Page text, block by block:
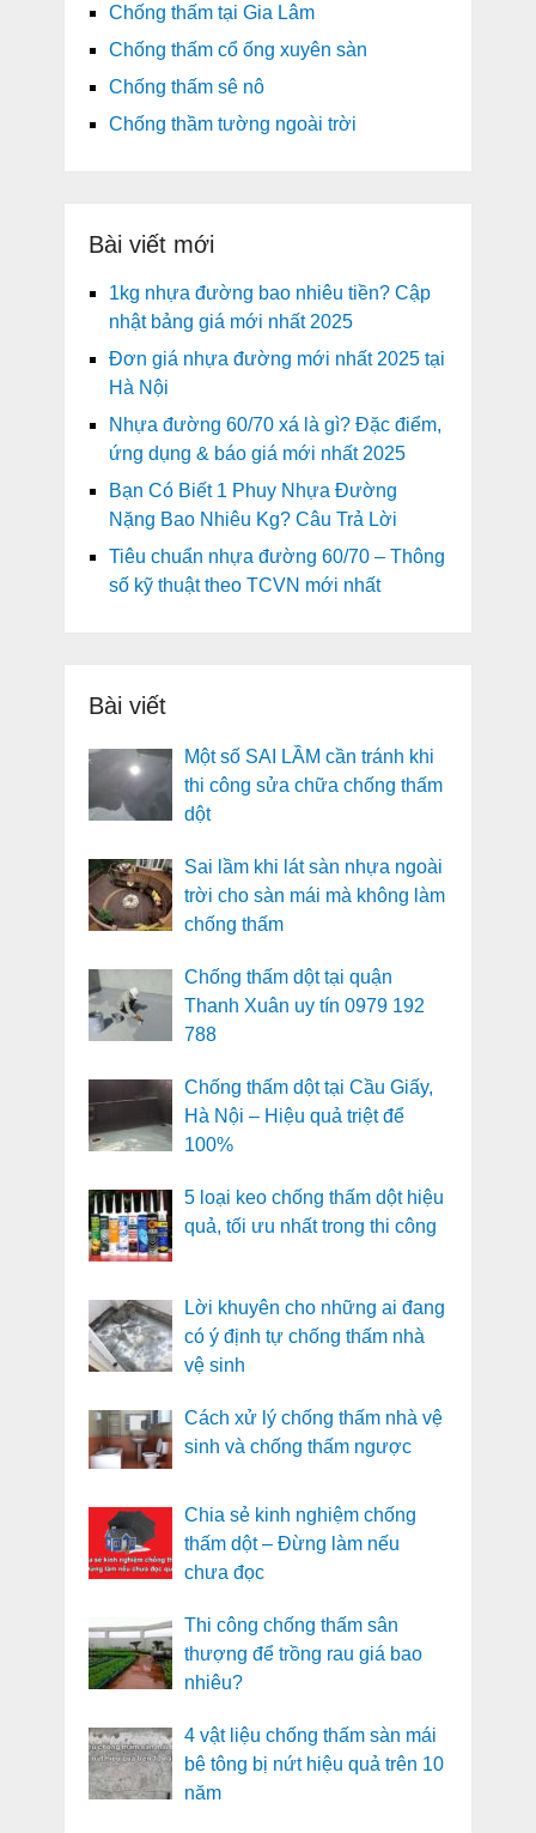
Chống thấm tại Gia Lâm
Chống thấm cổ ống xuyên sàn
Chống thấm sê nô
Chống thầm tường ngoài trời
Bài viết mới
1kg nhựa đường bao nhiêu tiền? Cập
nhật bảng giá mới nhất 2025
Đơn giá nhựa đường mới nhất 2025 tại
Hà Nội
Nhựa đường 60/70 xá là gì? Đặc điểm,
ứng dụng & báo giá mới nhất 2025
Bạn Có Biết 1 Phuy Nhựa Đường
Nặng Bao Nhiêu Kg? Câu Trả Lời
Tiêu chuẩn nhựa đường 60/70 – Thông
số kỹ thuật theo TCVN mới nhất
Bài viết
Một số SAI LẦM cần tránh khi
thi công sửa chữa chống thấm
dột
Sai lầm khi lát sàn nhựa ngoài
trời cho sàn mái mà không làm
chống thấm
Chống thấm dột tại quận
Thanh Xuân uy tín 0979 192
788
Chống thấm dột tại Cầu Giấy,
Hà Nội – Hiệu quả triệt để
100%
5 loại keo chống thấm dột hiệu
quả, tối ưu nhất trong thi công
Lời khuyên cho những ai đang
có ý định tự chống thấm nhà
vệ sinh
Cách xử lý chống thấm nhà vệ
sinh và chống thấm ngược
Chia sẻ kinh nghiệm chống
thấm dột – Đừng làm nếu
chưa đọc
Thi công chống thấm sân
thượng để trồng rau giá bao
nhiêu?
4 vật liệu chống thấm sàn mái
bê tông bị nứt hiệu quả trên 10
năm